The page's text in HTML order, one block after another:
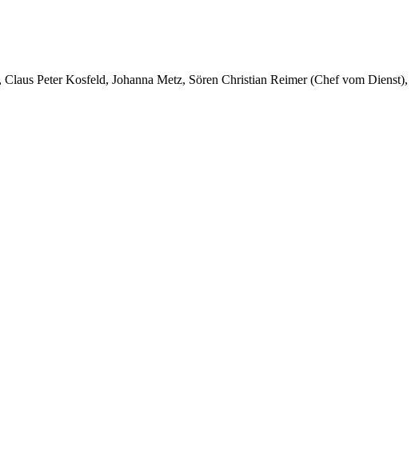
Claus Peter Kosfeld, Johanna Metz, Sören Christian Reimer (Chef vom Dienst),